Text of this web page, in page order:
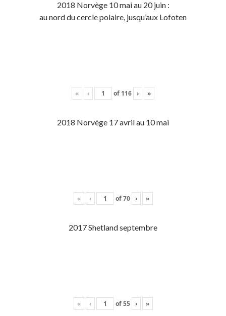
2018 Norvège 10 mai au 20 juin :
au nord du cercle polaire, jusqu’aux Lofoten
« ‹ of 116 › »
2018 Norvège 17 avril au 10 mai
« ‹ of70 › »
2017 Shetland septembre
« ‹ of55 › »